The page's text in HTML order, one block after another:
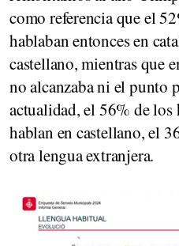
como referencia que el
hablaban entonces en
castellano, mientras que
no alcanzaba ni el punto
actualidad, el 56% de los
hablan en castellano, el
otra lengua extranjera.